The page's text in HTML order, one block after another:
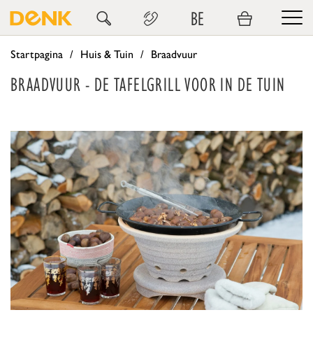
BE
Startpagina Huis & Tuin Braadvuur
BRAADVUUR - DE TAFELGRILL VOOR IN DE TUIN